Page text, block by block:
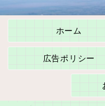
ホーム
広告ポリシー